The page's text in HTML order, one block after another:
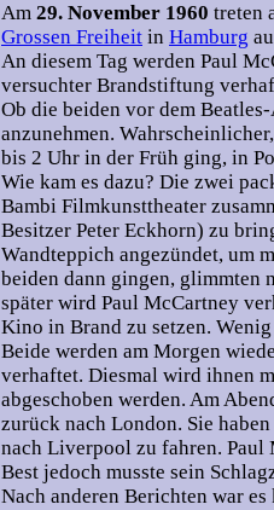
Am 29. November 1960 treten
Grossen Freiheit in Hamburg
An diesem Tag werden Paul
versuchter Brandstiftung
Ob die beiden vor dem
anzunehmen.
bis 2 Uhr in der Früh ging, in
Wie kam es dazu? Die zwei
Bambi Filmkunsttheater
Besitzer Peter Eckhorn) zu
Wandteppich angezündet, um
beiden dann gingen, glimmten
später wird Paul McCartney
Kino in Brand zu setzen.
Beide werden am Morgen
verhaftet. Diesmal wird ihnen
abgeschoben werden. Am
zurück nach London. Sie
nach Liverpool zu fahren. Paul
Best jedoch musste sein
Nach anderen Berichten war